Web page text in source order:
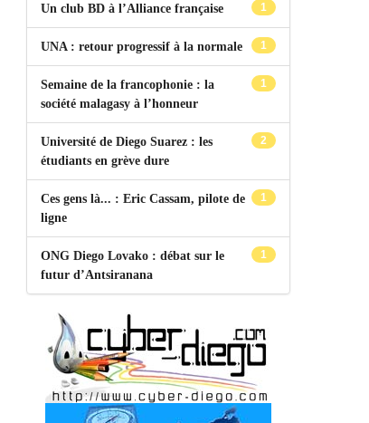
1
Un club BD à l’Alliance française
1
UNA : retour progressif à la normale
1
Semaine de la francophonie : la
société malagasy à l’honneur
2
Université de Diego Suarez : les
étudiants en grève dure
1
Ces gens là... : Eric Cassam, pilote de
ligne
1
ONG Diego Lovako : débat sur le
futur d’Antsiranana